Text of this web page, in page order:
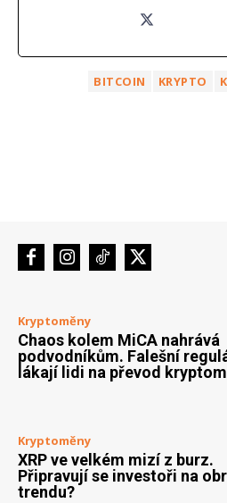
BITCOIN KRYPTO
Kryptoměny
Chaos kolem MiCA nahrává
podvodníkům. Falešní
lákají lidi na převod
Kryptoměny
XRP ve velkém mizí z burz.
Připravují se investoři na
trendu?